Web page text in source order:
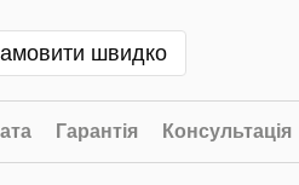
швидко
Гарантія Консультація